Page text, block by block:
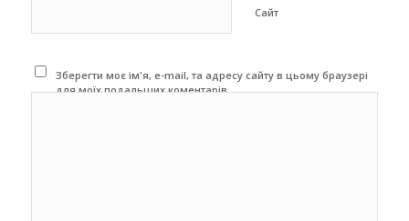
Сайт
Зберегти моє ім'я, e-mail, та адресу сайту в цьому браузері
для моїх подальших коментарів.